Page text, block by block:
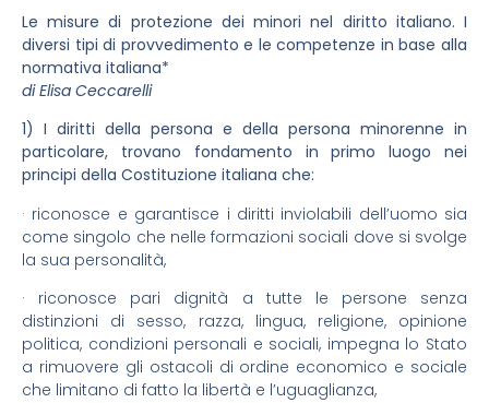
Le misure di protezione dei minori nel diritto italiano. I
diversi tipi di provvedimento e le competenze in base alla
normativa italiana*
di Elisa Ceccarelli
1) I diritti della persona e della persona minorenne in
particolare, trovano fondamento in primo luogo nei
principi della Costituzione italiana che:
· riconosce e garantisce i diritti inviolabili dell’uomo sia
come singolo che nelle formazioni sociali dove si svolge
la sua personalità,
· riconosce pari dignità a tutte le persone senza
distinzioni di sesso, razza, lingua, religione, opinione
politica, condizioni personali e sociali, impegna lo Stato
a rimuovere gli ostacoli di ordine economico e sociale
che limitano di fatto la libertà e l’uguaglianza,